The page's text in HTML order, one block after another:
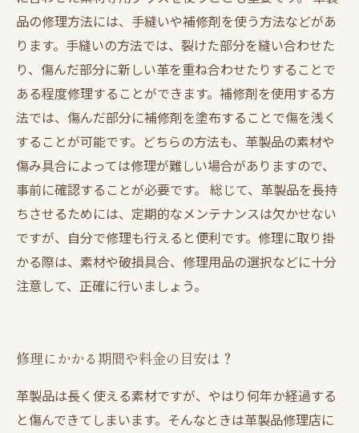
品の修理方法には、手縫いや補修剤を使う方法などがあ
ります。手縫いの方法では、裂けた部分を縫い合わせた
り、傷んだ部分に新しい革を重ね合わせたりすることで
ある程度修理することができます。補修剤を使用する方
法では、傷んだ部分に補修剤を塗布することで傷を浅く
することが可能です。どちらの方法も、革製品の素材や
傷み具合によっては修理が難しい場合がありますので、
事前に確認することが必要です。 総じて、革製品を長持
ちさせるためには、定期的なメンテナンスは欠かせない
ですが、自分で修理も行えると便利です。修理に取り掛
かる際は、素材や破損具合、修理用品の選択などに十分
注意して、正確に行いましょう。
修理にかかる期間や料金の目安は？
革製品は長く使える素材ですが、やはり何年か経過する
と傷んできてしまいます。そんなときは革製品修理店に